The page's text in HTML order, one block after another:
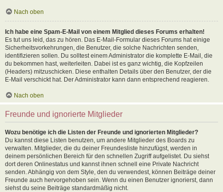
Nach oben
Ich habe eine Spam-E-Mail von einem Mitglied dieses Forums erhalten!
Es tut uns leid, das zu hören. Das E-Mail-Formular dieses Forums hat einige
Sicherheitsvorkehrungen, die Benutzer, die solche Nachrichten senden,
identifizieren sollen. Du solltest einem Administrator die komplette E-Mail, die
du bekommen hast, weiterleiten. Dabei ist es ganz wichtig, die Kopfzeilen
(Headers) mitzuschicken. Diese enthalten Details über den Benutzer, der die
E-Mail verschickt hat. Der Administrator kann dann entsprechend reagieren.
Nach oben
Freunde und ignorierte Mitglieder
Wozu benötige ich die Listen der Freunde und ignorierten Mitglieder?
Du kannst diese Listen benutzen, um andere Mitglieder des Boards zu
verwalten. Mitglieder, die du deiner Freundesliste hinzufügst, werden in
deinem persönlichen Bereich für den schnellen Zugriff aufgelistet. Du siehst
dort deren Onlinestatus und kannst ihnen schnell eine Private Nachricht
senden. Abhängig von dem Style, den du verwendest, können Beiträge deiner
Freunde auch hervorgehoben sein. Wenn du einen Benutzer ignorierst, dann
siehst du seine Beiträge standardmäßig nicht.